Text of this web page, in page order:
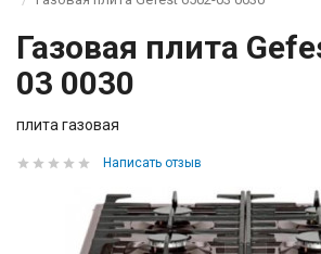
Газовая плита
03 0030
плита газовая
Написать отзыв